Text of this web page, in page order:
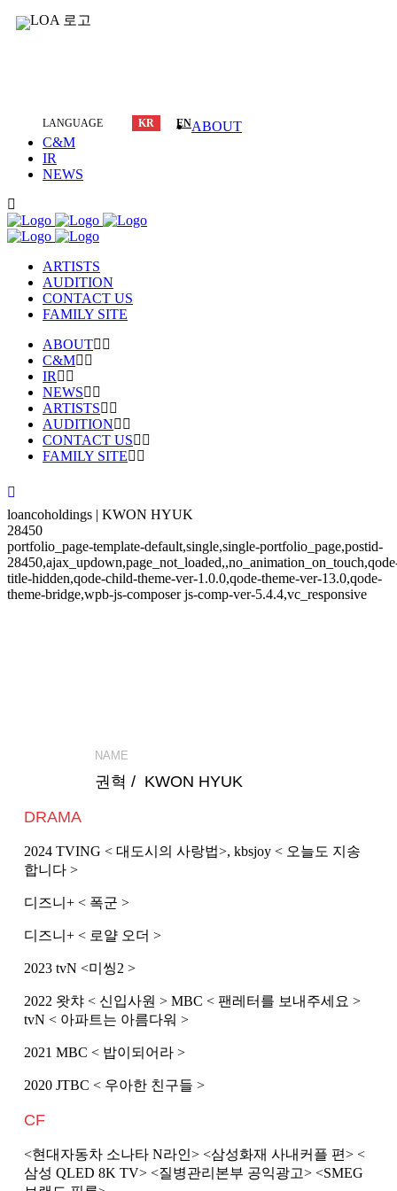
LANGUAGE KR ENABOUT
C&M
IR
NEWS
ARTISTS
AUDITION
CONTACT US
FAMILY SITE
ABOUT
C&M
IR
NEWS
ARTISTS
AUDITION
CONTACT US
FAMILY SITE
loancoholdings | KWON HYUK
28450
portfolio_page-template-default,single,single-portfolio_page,postid-
title-hidden,qode-child-theme-ver-1.0.0,qode-theme-ver-13.0,qode-
theme-bridge,wpb-js-composer js-comp-ver-5.4.4,vc_responsive
NAME
권혁 / KWON HYUK
DRAMA
2024 TVING < 대도시의 사랑법>, kbsjoy < 오늘도 지송
합니다 >
디즈니+ < 폭군 >
디즈니+ < 로얄 오더 >
2023 tvN <미씽2 >
2022 왓챠 < 신입사원 > MBC < 팬레터를 보내주세요 >
tvN < 아파트는 아름다워 >
2021 MBC < 밥이되어라 >
2020 JTBC < 우아한 친구들 >
CF
<현대자동차 소나타 N라인> <삼성화재 사내커플 편> <
삼성 QLED 8K TV> <질병관리본부 공익광고> <SMEG